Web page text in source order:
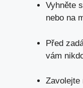
Vyhněte
nebo na
Před
vám
Zavolejte